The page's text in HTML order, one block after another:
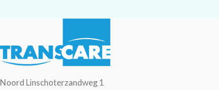
Noord Linschoterzandweg 1